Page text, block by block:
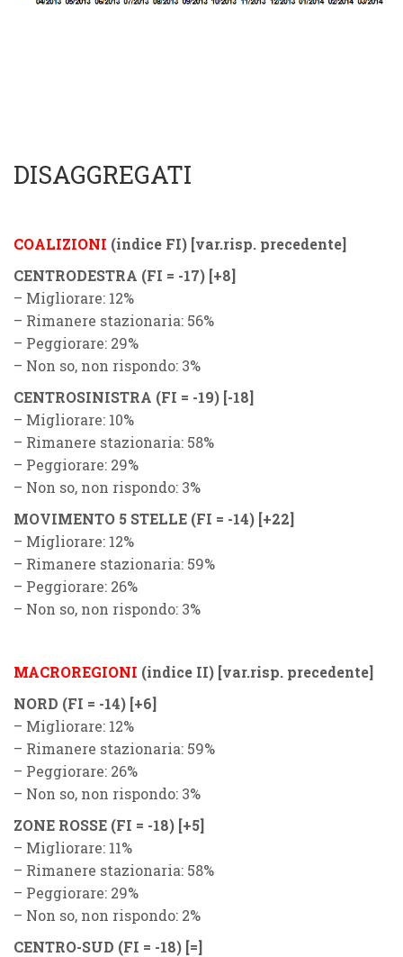
DISAGGREGATI
COALIZIONI (indice FI) [var.risp. precedente]
CENTRODESTRA (FI = -17) [+8]
– Migliorare: 12%
– Rimanere stazionaria: 56%
– Peggiorare: 29%
– Non so, non rispondo: 3%
CENTROSINISTRA (FI = -19) [-18]
– Migliorare: 10%
– Rimanere stazionaria: 58%
– Peggiorare: 29%
– Non so, non rispondo: 3%
MOVIMENTO 5 STELLE (FI = -14) [+22]
– Migliorare: 12%
– Rimanere stazionaria: 59%
– Peggiorare: 26%
– Non so, non rispondo: 3%
MACROREGIONI (indice II) [var.risp. precedente]
NORD (FI = -14) [+6]
– Migliorare: 12%
– Rimanere stazionaria: 59%
– Peggiorare: 26%
– Non so, non rispondo: 3%
ZONE ROSSE (FI = -18) [+5]
– Migliorare: 11%
– Rimanere stazionaria: 58%
– Peggiorare: 29%
– Non so, non rispondo: 2%
CENTRO-SUD (FI = -18) [=]